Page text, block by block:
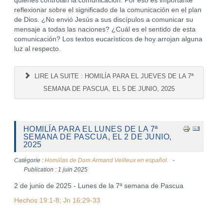
reflexionar sobre el significado de la comunicación en el plan
de Dios. ¿No envió Jesús a sus discípulos a comunicar su
mensaje a todas las naciones? ¿Cuál es el sentido de esta
comunicación? Los textos eucarísticos de hoy arrojan alguna
luz al respecto.
LIRE LA SUITE : HOMILÍA PARA EL JUEVES DE LA 7ª
SEMANA DE PASCUA, EL 5 DE JUNIO, 2025
HOMILÍA PARA EL LUNES DE LA 7ª
SEMANA DE PASCUA, EL 2 DE JUNIO,
2025
Catégorie : Homilías de Dom Armand Veilleux en español.
Publication : 1 juin 2025
2 de junio de 2025 - Lunes de la 7ª semana de Pascua
Hechos 19:1-8; Jn 16:29-33